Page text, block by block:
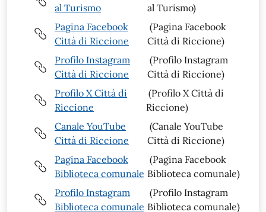
al Turismo
al Turismo)
Pagina Facebook
Città di Riccione
(Pagina Facebook
Città di Riccione)
Profilo Instagram
Città di Riccione
(Profilo Instagram
Città di Riccione)
Profilo X Città di
Riccione
(Profilo X Città di
Riccione)
Canale YouTube
Città di Riccione
(Canale YouTube
Città di Riccione)
Pagina Facebook
Biblioteca comunale
(Pagina Facebook
Biblioteca comunale)
Profilo Instagram
Biblioteca comunale
(Profilo Instagram
Biblioteca comunale)